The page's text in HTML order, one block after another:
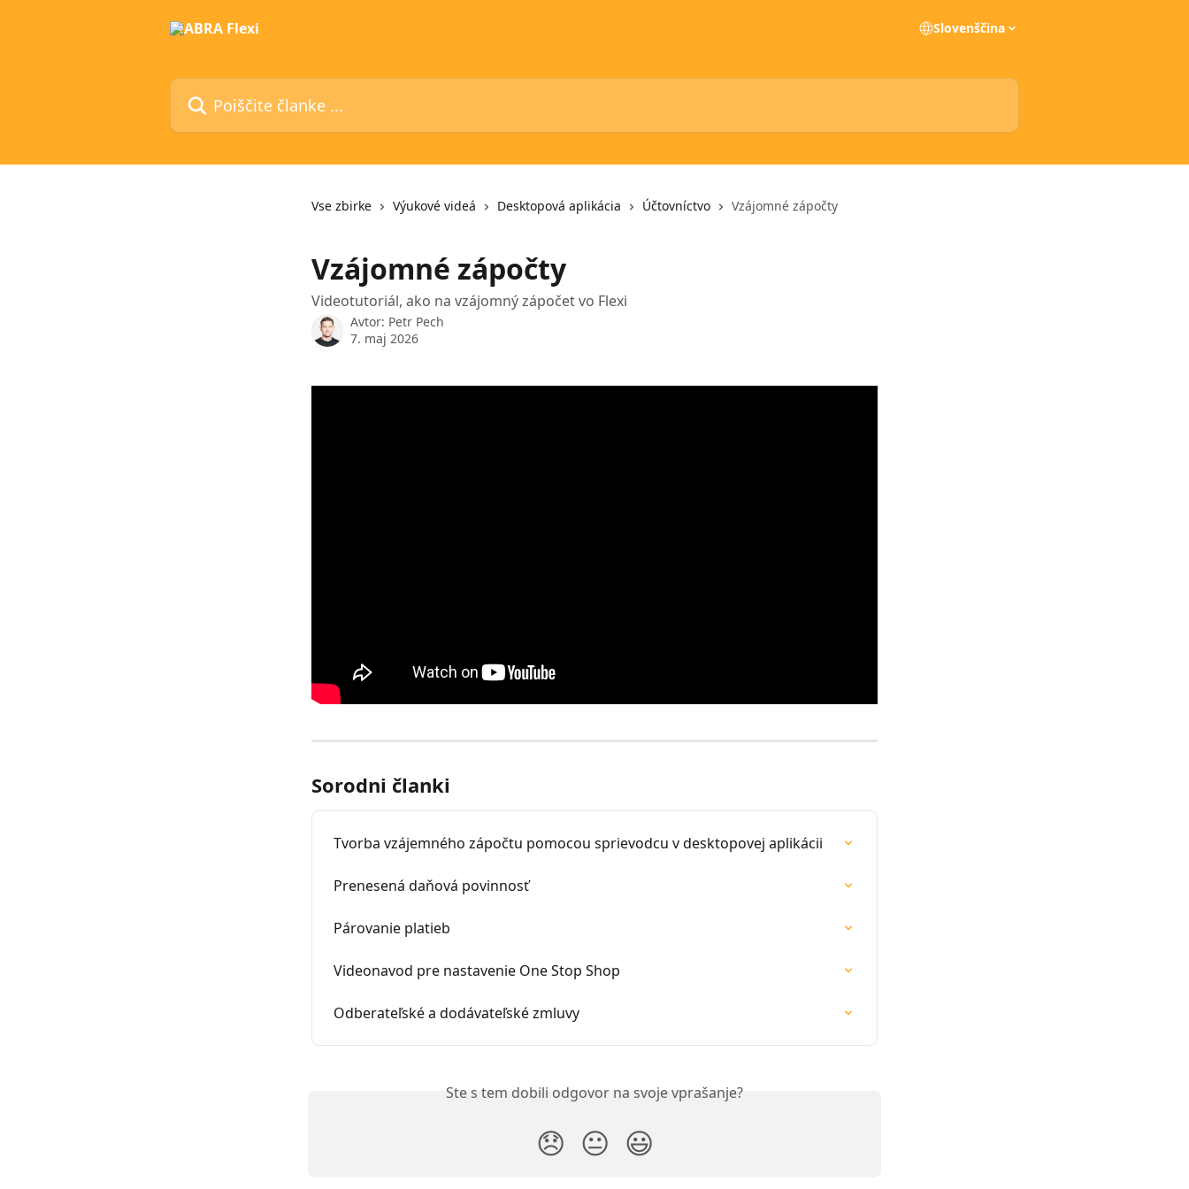
Slovenščina
Poiščite članke ...
Vse zbirke Výukové videá Desktopová aplikácia Účtovníctvo Vzájomné zápočty
Vzájomné zápočty
Videotutoriál, ako na vzájomný zápočet vo Flexi
Avtor: Petr Pech
7. maj 2026
Sorodni članki
Tvorba vzájemného zápočtu pomocou sprievodcu v desktopovej aplikácii
Prenesená daňová povinnosť
Párovanie platieb
Videonavod pre nastavenie One Stop Shop
Odberateľské a dodávateľské zmluvy
Ste s tem dobili odgovor na svoje vprašanje?
😞 😐 😃